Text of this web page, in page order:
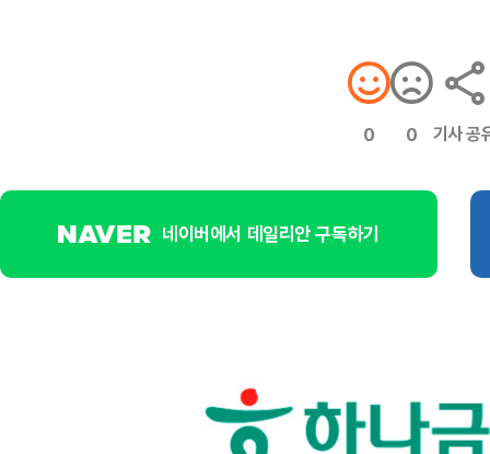
0 0 기사 공
네이버에서 데일리안 구독하기